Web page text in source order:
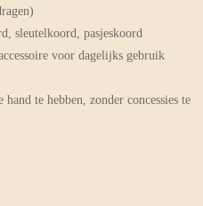
sleutelkoord, pasjeskoord
voor dagelijks gebruik
te hebben, zonder concessies te